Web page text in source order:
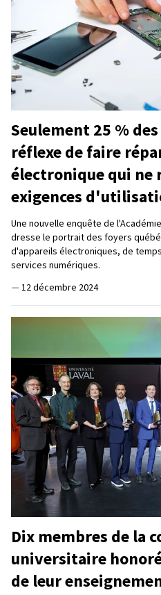
Seulement 25 %
réflexe de faire
électronique qui ne
exigences
Une nouvelle enquête de
dresse le portrait des foyers
d'appareils électroniques, de
services numériques.
— 12 décembre 2024
Dix membres de la
universitaire
de leur